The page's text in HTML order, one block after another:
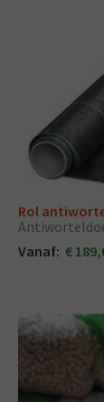
Rol
Vanaf: €